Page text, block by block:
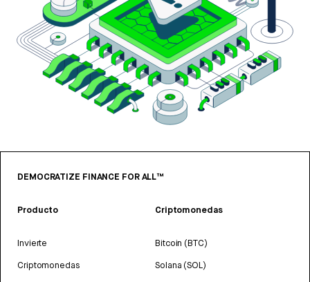
DEMOCRATIZE FINANCE FOR ALL™
Producto
Invierte
Criptomonedas
Criptomonedas
Bitcoin (BTC)
Solana (SOL)